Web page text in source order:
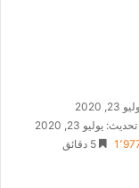
23, 2020
يوليو 23, 2020